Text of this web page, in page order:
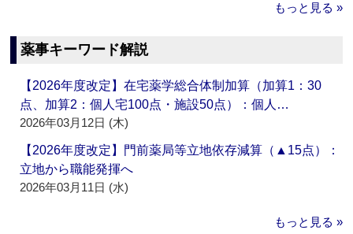
もっと見る »
薬事キーワード解説
【2026年度改定】在宅薬学総合体制加算（加算1：30
点、加算2：個人宅100点・施設50点）：個人…
2026年03月12日 (木)
【2026年度改定】門前薬局等立地依存減算（▲15点）：
立地から職能発揮へ
2026年03月11日 (水)
もっと見る »